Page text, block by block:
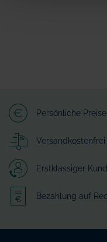
Persönliche
Erstklassiger
Bezahlung auf